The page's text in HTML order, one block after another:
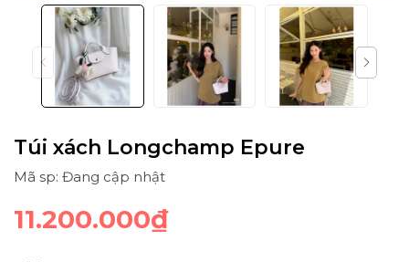
Túi xách Longchamp Epure
Mã sp: Đang cập nhật
11.200.000₫